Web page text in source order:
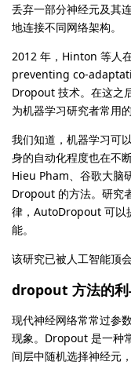
丢弃一部分神经元及其
地连接不同网络架构。
2012 年，Hinton 等人
preventing co-
Dropout 技术。在这之
为机器学习研究者常用
我们知道，机器学习可
身的自动化程度也在不
Hieu Pham、谷歌大脑
Dropout 的方法。研究
律，AutoDropout 可以
能。
该研究已被人工智能顶
dropout 方法的利
现代神经网络常常过参
现象。Dropout 是一种
间层中随机选择神经元